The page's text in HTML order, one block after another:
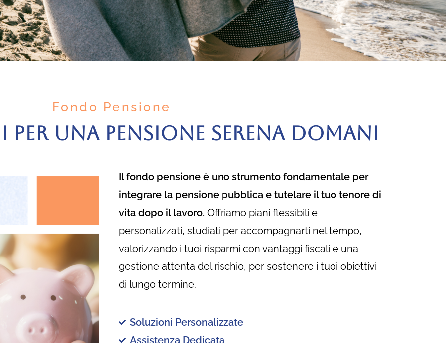
Fondo Pensione
PER UNA PENSIONE SERENA DOMANI
Il fondo pensione è uno strumento fondamentale per
integrare la pensione pubblica e tutelare il tuo tenore di
vita dopo il lavoro. Offriamo piani flessibili e
personalizzati, studiati per accompagnarti nel tempo,
valorizzando i tuoi risparmi con vantaggi fiscali e una
gestione attenta del rischio, per sostenere i tuoi obiettivi
di lungo termine.
Soluzioni Personalizzate
Assistenza Dedicata